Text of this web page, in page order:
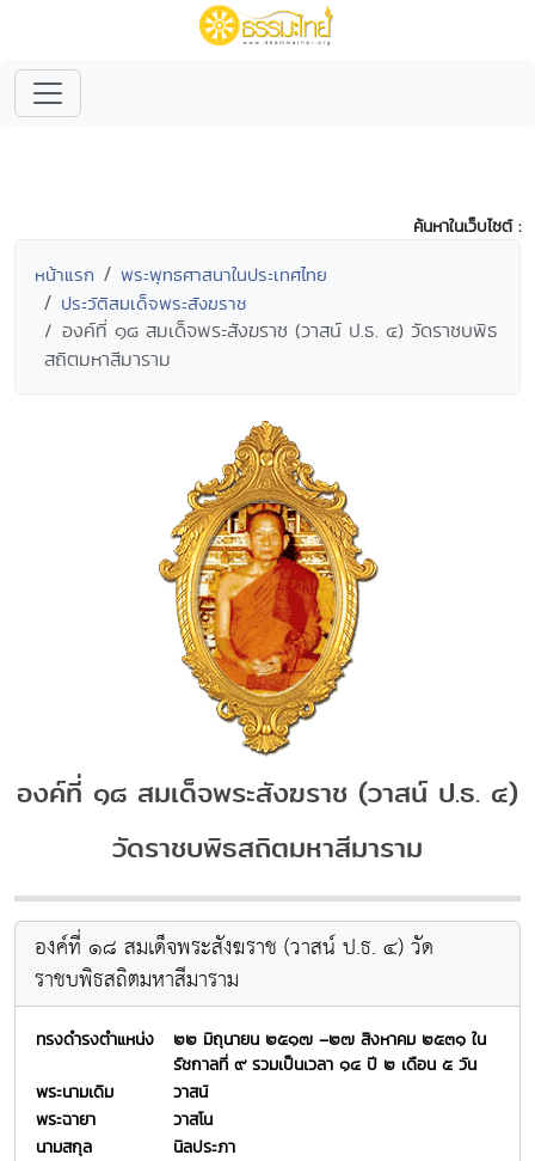
ค้นหาในเว็บไซต์ :
หน้าแรก
พระพุทธศาสนาในประเทศไทย
ประวัติสมเด็จพระสังฆราช
องค์ที่ ๑๘ สมเด็จพระสังฆราช (วาสน์ ป.ธ. ๔) วัดราชบพิธ
สถิตมหาสีมาราม
องค์ที่ ๑๘ สมเด็จพระสังฆราช (วาสน์ ป.ธ. ๔)
วัดราชบพิธสถิตมหาสีมาราม
องค์ที่ ๑๘ สมเด็จพระสังฆราช (วาสน์ ป.ธ. ๔) วัด
ราชบพิธสถิตมหาสีมาราม
ทรงดำรงตำแหน่ง
๒๒ มิถุนายน ๒๕๑๗ –๒๗ สิงหาคม ๒๕๓๑ ใน
รัชกาลที่ ๙ รวมเป็นเวลา ๑๔ ปี ๒ เดือน ๕ วัน
พระนามเดิม
วาสน์
พระฉายา
วาสโน
นามสกุล
นิลประภา